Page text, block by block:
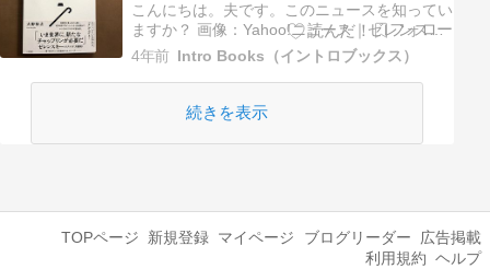
こんにちは。夫です。このニュースを知ってい
ますか？ 画像：Yahoo!ニュース｜ゼレンスキ
ー大統領「新たなチャップリンが必要」 夫 今
年5月ごろ、ロシアから侵攻されたウクライナ
大統領、ゼレンスキー氏がカンヌ映画祭でスピ
ーチしたとき「新たなチャップリンが必要」と
4年前 Intro Books（イントロブックス）
続きを表示
TOPページ 新規登録 マイページ ブログリーダー
広告掲載
利用規約 ヘルプ